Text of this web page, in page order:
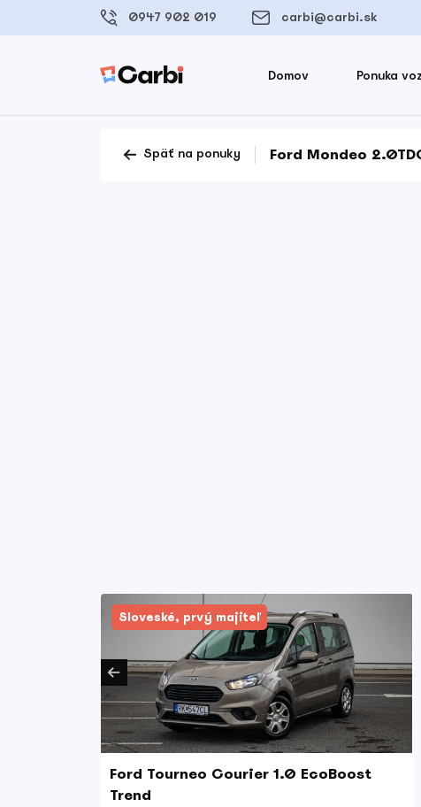
0947 902 019 carbi@carbi.sk
Domov Ponuka
Späť na ponuky Ford Mondeo
Sloveské, prvý majiteľ
Ford Tourneo Courier 1.0 EcoBoost
Trend